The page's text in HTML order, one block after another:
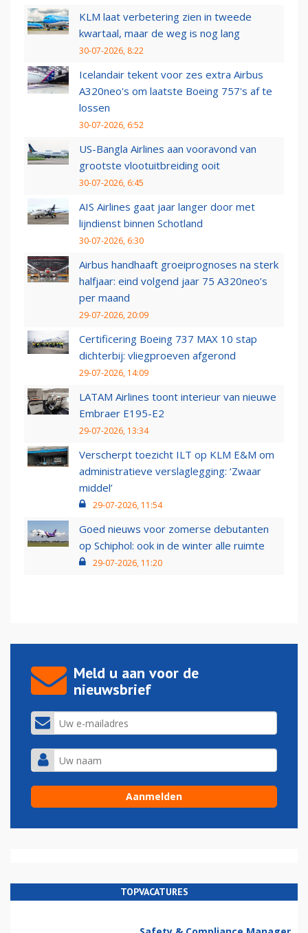
KLM laat verbetering zien in tweede
kwartaal, maar de weg is nog lang
30-07-2026, 8:22
Icelandair tekent voor zes extra Airbus
A320neo's om laatste Boeing 757's af te
lossen
30-07-2026, 6:52
US-Bangla Airlines aan vooravond van
grootste vlootuitbreiding ooit
30-07-2026, 6:45
AIS Airlines gaat jaar langer door met
lijndienst binnen Schotland
30-07-2026, 6:30
Airbus handhaaft groeiprognoses na sterk
halfjaar: eind volgend jaar 75 A320neo’s
per maand
29-07-2026, 20:09
Certificering Boeing 737 MAX 10 stap
dichterbij: vliegproeven afgerond
29-07-2026, 14:09
LATAM Airlines toont interieur van nieuwe
Embraer E195-E2
29-07-2026, 13:34
Verscherpt toezicht ILT op KLM E&M om
administratieve verslaglegging: ‘Zwaar
middel’
29-07-2026, 11:54
Goed nieuws voor zomerse debutanten
op Schiphol: ook in de winter alle ruimte
29-07-2026, 11:20
Meld u aan voor de
nieuwsbrief
TOPVACATURES